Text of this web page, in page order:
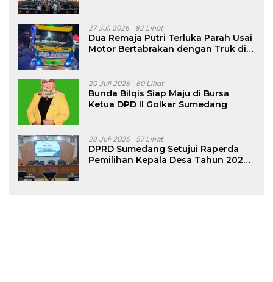
27 Juli 2026 82 Lihat
Dua Remaja Putri Terluka Parah Usai
Motor Bertabrakan dengan Truk di
20 Juli 2026 60 Lihat
Bunda Bilqis Siap Maju di Bursa
Ketua DPD II Golkar Sumedang
28 Juli 2026 57 Lihat
DPRD Sumedang Setujui Raperda
Pemilihan Kepala Desa Tahun 2026